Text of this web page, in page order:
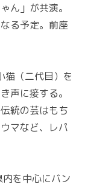
ん」が共演。
る予定。前座
（二代目）を
声に接する。
統の芸はもち
マなど、レパ
を中心にバン